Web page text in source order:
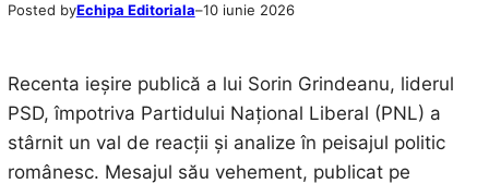
Posted byEchipa Editoriala–10 iunie 2026
Recenta ieșire publică a lui Sorin Grindeanu, liderul
PSD, împotriva Partidului Național Liberal (PNL) a
stârnit un val de reacții și analize în peisajul politic
românesc. Mesajul său vehement, publicat pe